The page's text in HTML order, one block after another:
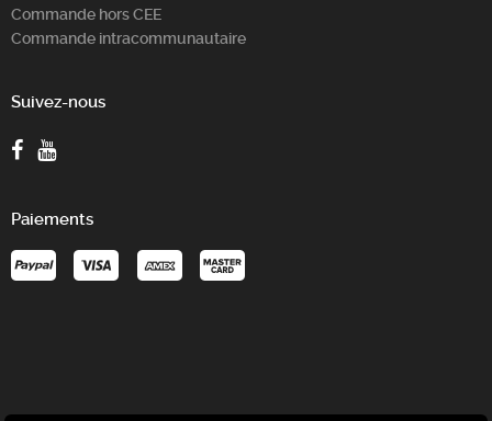
Commande hors CEE
Commande intracommunautaire
Suivez-nous
Paiements